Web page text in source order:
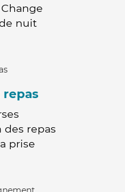
nuit
repas
des repas
prise